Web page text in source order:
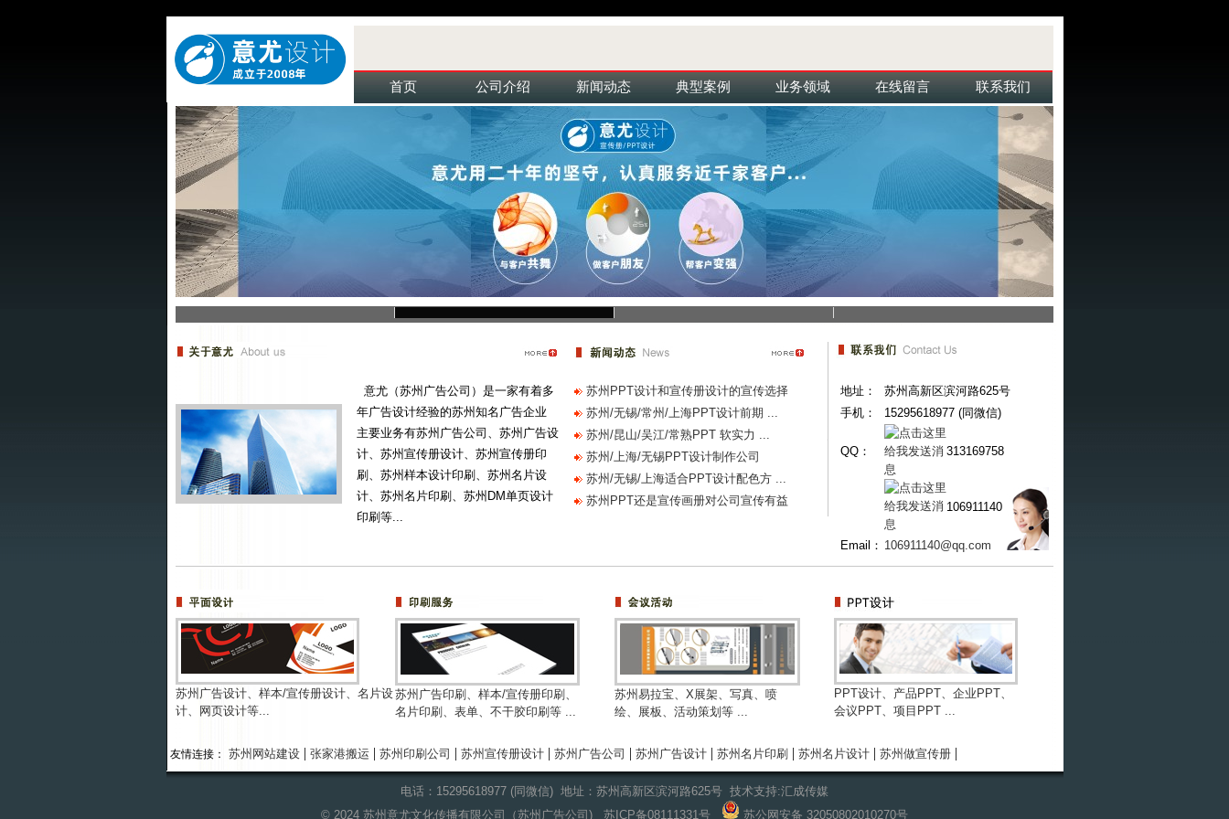
首页 公司介绍 新闻动态 典型案例 业务领域 在线留言 联系我们
意尤（苏州广告公司）是一家有着多
年广告设计经验的苏州知名广告企业
主要业务有苏州广告公司、苏州广告设
计、苏州宣传册设计、苏州宣传册印
刷、苏州样本设计印刷、苏州名片设
计、苏州名片印刷、苏州DM单页设计
印刷等...
苏州PPT设计和宣传册设计的宣传选择
苏州/无锡/常州/上海PPT设计前期 ...
苏州/昆山/吴江/常熟PPT 软实力 ...
苏州/上海/无锡PPT设计制作公司
苏州/无锡/上海适合PPT设计配色方 ...
苏州PPT还是宣传画册对公司宣传有益
地址：
苏州高新区滨河路625号
手机：
15295618977 (同微信)
QQ： 313169758
106911140
Email： 106911140@qq.com
苏州广告设计、样本/宣传册设计、名片设
计、网页设计等...
苏州广告印刷、样本/宣传册印刷、
名片印刷、表单、不干胶印刷等 ...
苏州易拉宝、X展架、写真、喷
绘、展板、活动策划等 ...
PPT设计、产品PPT、企业PPT、
会议PPT、项目PPT ...
友情连接： 苏州网站建设| 张家港搬运 | 苏州印刷公司 | 苏州宣传册设计 | 苏州广告公司 | 苏州广告设计 | 苏州名片印刷 | 苏州名片设计 | 苏州做宣传册 |
电话：15295618977 (同微信) 地址：苏州高新区滨河路625号 技术支持:汇成传媒
© 2024 苏州意尤文化传播有限公司（苏州广告公司) 苏ICP备08111331号 苏公网安备 32050802010270号